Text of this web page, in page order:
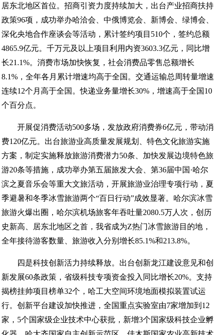
居东北地区首位。招商引资力度持续加大，出台产业招商扶持
政策96项，成功举办哈洽会、中俄博览会、新博会、绿博会、
深化央地合作座谈会等活动，累计签约项目510个，签约总额
4865.9亿元。千万元及以上项目利用内资3603.3亿元，同比增
长21.1%。消费市场加快恢复，社会消费品零售总额增长
8.1%，全年各月累计增速均高于全国。交通运输总周转量增速
连续12个月高于全国。快递业务量增长30%，增速高于全国10
个百分点。
开展促消费活动500多场，发放政府消费券6亿元，带动消
费120亿元。出台旅游业高质量发展规划、特色文化旅游实施
方案，制定实施释放旅游消费潜力50条、加快发展边境特色旅
游20条等措施，成功举办第五届旅发大会、第36届中国·哈尔
滨之夏音乐会等重大文旅活动，开展旅游业治理专项行动，夏
季避暑和冬季冰雪旅游两个“百日行动”成效显著。哈尔滨冰雪
旅游火爆出圈，哈尔滨机场旅客年吞吐量2080.5万人次，创历
史新高、居东北地区之首，我省成为Z热门冰雪旅游目的地，
全年接待游客数量、旅游收入分别增长85.1%和213.8%。
四是科技创新活力持续释放。出台创新龙江建设意见和创
新发展60条政策，省级科技专项资金投入同比增长20%。支持
揭榜挂帅项目榜单32个，哈工大空间环境地面模拟装置试运
行。创新平台建设加快推进，全国重点实验室由7家增加到12
家，5个国家级企业技术中心获批，新增3个国家级科技企业孵